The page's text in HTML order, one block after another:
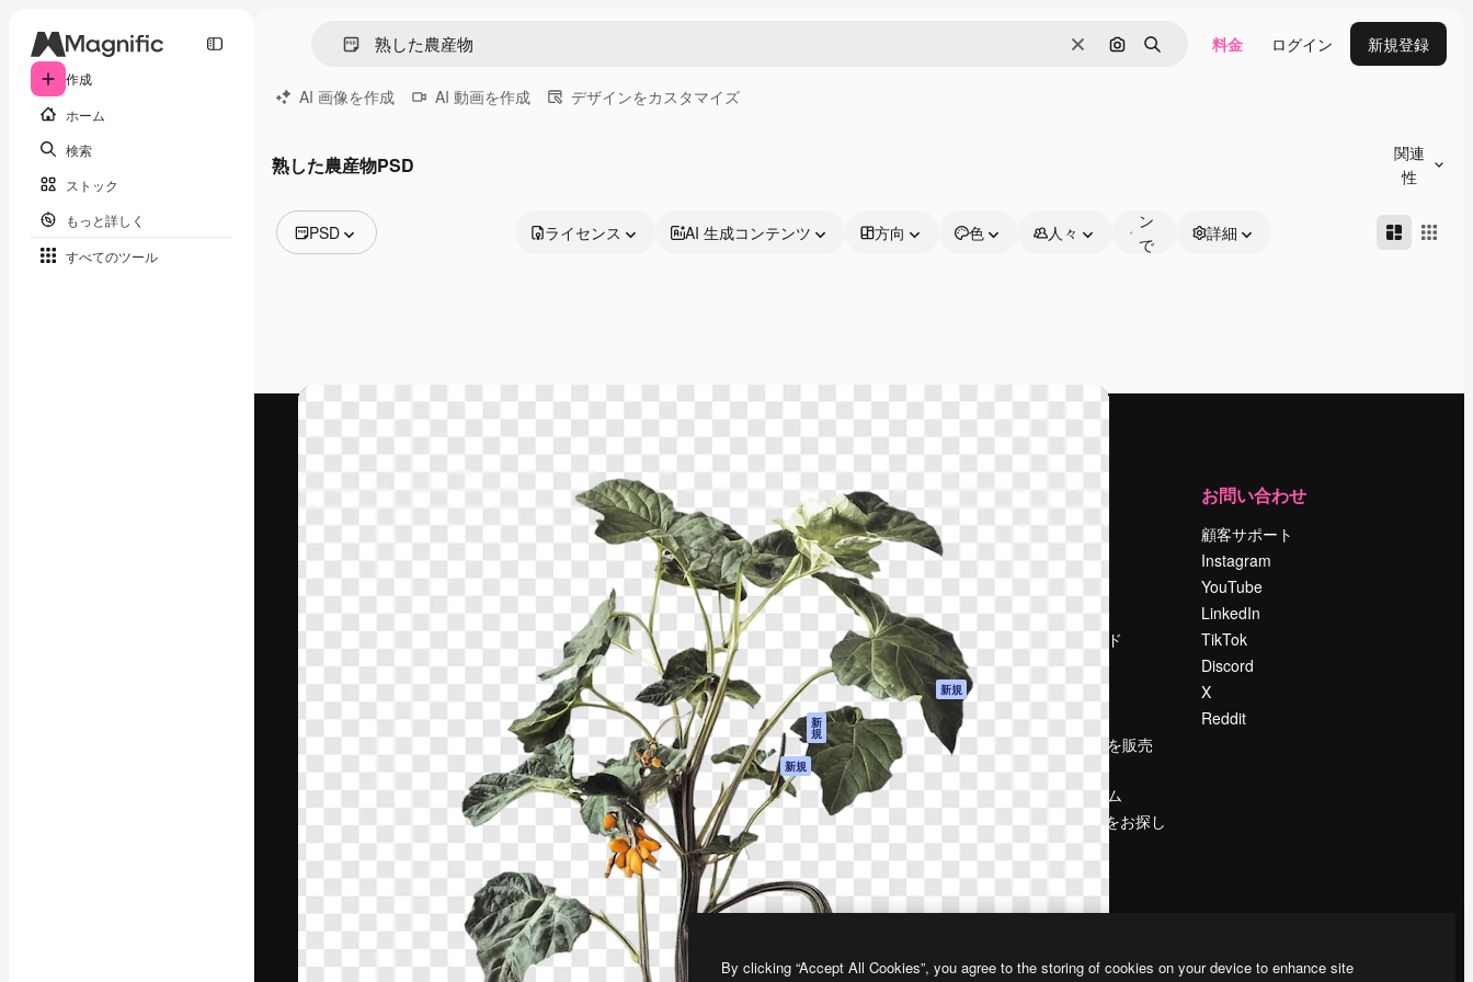
作成
ホーム
検索
ストック
もっと詳しく
すべてのツール
消去 画像で検索
検索 料金 ログイン 新規登録
AI 画像を作成 AI 動画を作成 デザインをカスタマイズ
熟した農産物PSD
関連
性
PSD
動画
アイコン
3D モデル
フォント
ライセンス AI 生成コンテンツ 方向 色 人々
ン
で
詳細
最高のクリエイティブ制作を導くためのプラ
ットフォーム。クリエイター、企業、代理
店、スタジオを含む100万人以上が利用して
います。
日本語
製品
Spaces
AI アシスタント
AI 画像生成ツール
AI 動画生成ツール
AI 音声合成ツール
ストックコンテン
ツ
Claude/ChatGPT
向けMCP
新
規
エージェント 新規
API
モバイルアプリ
すべてのMagnificツ
ール
はじめに
Academy
ドキュメント
サポート
利用規約
プライバシーポリ
シー
オリジナル 新規
クッキーポリシー
トラストセンター
アフィリエイト
法人向け
運営
会社概要
採用情報
検索トレンド
ブログ
Slidesgo
コンテンツを販売
する
プレスルーム
magnific.aiをお探し
ですか？
お問い合わせ
顧客サポート
Instagram
YouTube
LinkedIn
TikTok
Discord
X
Reddit
Copyright © 2010-2026Freepik Company S.L.U.無断複写・転載を禁じます
By clicking “Accept All Cookies”, you agree to the storing of cookies on your device to enhance site